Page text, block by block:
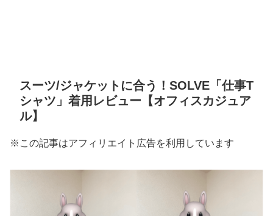
スーツ/ジャケットに合う！SOLVE「仕事T
シャツ」着用レビュー【オフィスカジュア
ル】
※この記事はアフィリエイト広告を利用しています